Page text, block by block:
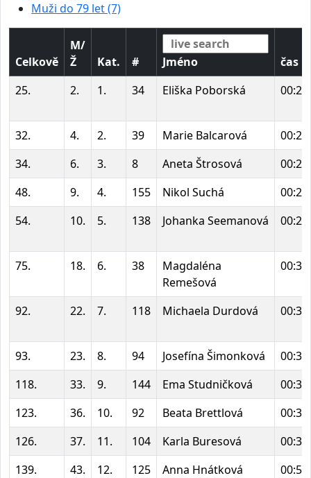
Muži do 79 let (7)
Celkově
M/
Ž
Kat. # Jméno
čas
25.
2. 1. 34 Eliška Poborská
32. 4. 2. 39 Marie Balcarová
34.
6. 3. 8 Aneta Štrosová
48.
9. 4. 155 Nikol Suchá
54.
10. 5. 138 Johanka Seemanová
75. 18. 6. 38
Magdaléna
Remešová
92. 22. 7. 118 Michaela Durdová
93. 23. 8. 94 Josefína Šimonková
118.
33. 9. 144 Ema Studničková
123.
36. 10. 92 Beata Brettlová
126.
37. 11. 104 Karla Buresová
139.
43. 12. 125 Anna Hnátková